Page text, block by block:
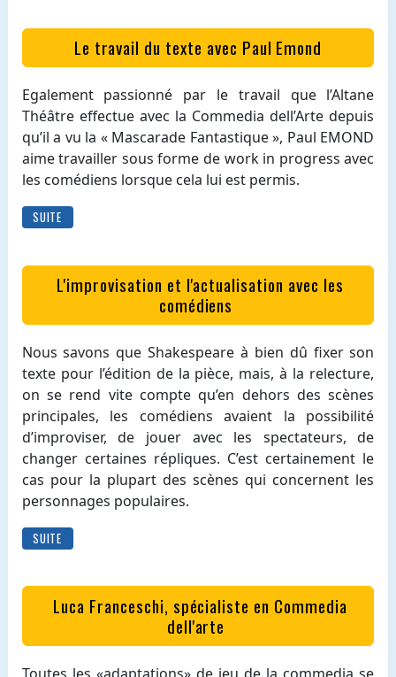
Le travail du texte avec Paul Emond
Egalement passionné par le travail que l’Altane
Théâtre effectue avec la Commedia dell’Arte depuis
qu’il a vu la « Mascarade Fantastique », Paul EMOND
aime travailler sous forme de work in progress avec
les comédiens lorsque cela lui est permis.
SUITE
L'improvisation et l'actualisation avec les
comédiens
Nous savons que Shakespeare à bien dû fixer son
texte pour l’édition de la pièce, mais, à la relecture,
on se rend vite compte qu’en dehors des scènes
principales, les comédiens avaient la possibilité
d’improviser, de jouer avec les spectateurs, de
changer certaines répliques. C’est certainement le
cas pour la plupart des scènes qui concernent les
personnages populaires.
SUITE
Luca Franceschi, spécialiste en Commedia
dell'arte